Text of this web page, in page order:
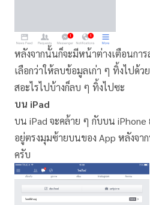
หลังจากนั้นก็จะมีหน้าต่างเตือนกา
เลือกว่าให้ลบข้อมูลเก่า ๆ ทิ้งไปด้ว
สอะไรไปบ้างก็ลบ ๆ ทิ้งไปซะ
บน iPad
บน iPad จะคล้าย ๆ กับบน iPhone
อยู่ตรงมุมซ้ายบนของ App หลังจ
ครับ